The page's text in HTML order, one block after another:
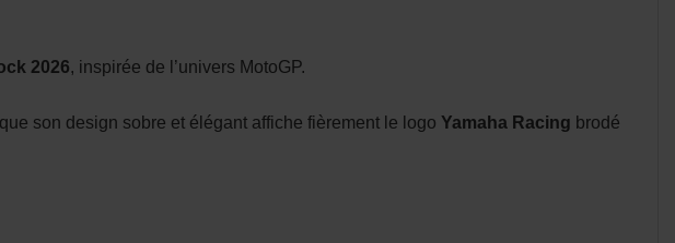
2026, inspirée de l’univers MotoGP.
son design sobre et élégant affiche fièrement le logo Yamaha Racing brodé